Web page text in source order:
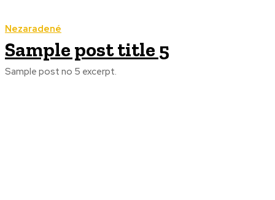
Nezaradené
Sample post title 5
Sample post no 5 excerpt.